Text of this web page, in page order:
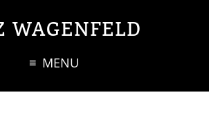
WAGENFELD
MENU